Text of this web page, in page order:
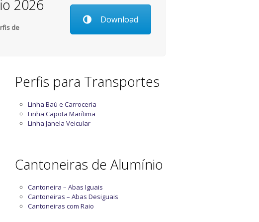
2026
de
Download
Perfis para Transportes
Linha Baú e Carroceria
Linha Capota Marítima
Linha Janela Veicular
Cantoneiras de Alumínio
Cantoneira – Abas Iguais
Cantoneiras – Abas Desiguais
Cantoneiras com Raio